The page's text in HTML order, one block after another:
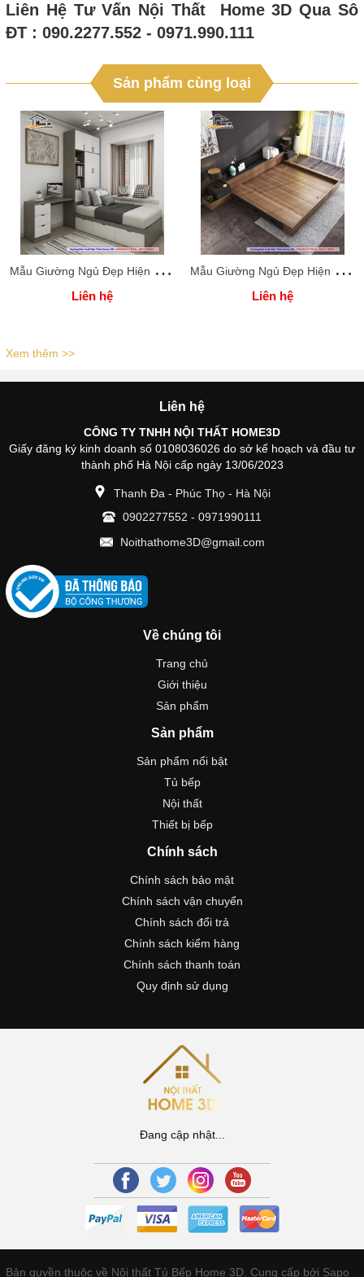
Liên Hệ Tư Vấn Nội Thất Home 3D Qua Sô
ĐT : 090.2277.552 - 0971.990.111
Sản phẩm cùng loại
M
ẫu Giường Ngủ Đẹp Hiện Đại Home 3D
Liên hệ
M
ẫu Giường Ngủ Đẹp Hiện Đại Home 3D
Liên hệ
Xem thêm >>
Liên hệ
CÔNG TY TNHH NỘI THẤT HOME3D
Giấy đăng ký kinh doanh số 0108036026 do sở kế hoạch và đầu tư
thành phố Hà Nội cấp ngày 13/06/2023
Thanh Đa - Phúc Thọ - Hà Nội
0902277552 - 0971990111
Noithathome3D@gmail.com
Về chúng tôi
Trang chủ
Giới thiệu
Sản phẩm
Sản phẩm
Sản phẩm nổi bật
Tủ bếp
Nội thất
Thiết bị bếp
Chính sách
Chính sách bảo mật
Chính sách vận chuyển
Chính sách đổi trả
Chính sách kiểm hàng
Chính sách thanh toán
Quy định sử dụng
Đang cập nhật...
Bản quyền thuộc về Nội thất Tủ Bếp Home 3D. Cung cấp bởi Sapo